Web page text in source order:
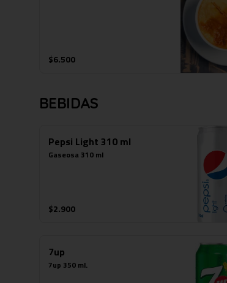
$6.500
BEBIDAS
Pepsi Light 310 ml
Gaseosa 310 ml
$2.900
7up
7up 350 ml.